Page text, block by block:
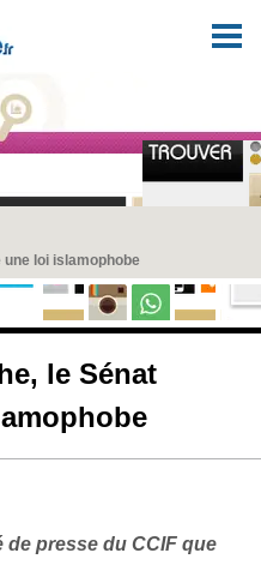
loi islamophobe
le Sénat
presse du CCIF que